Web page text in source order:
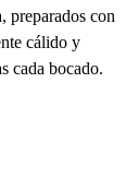
preparados con
cálido y
cada bocado.